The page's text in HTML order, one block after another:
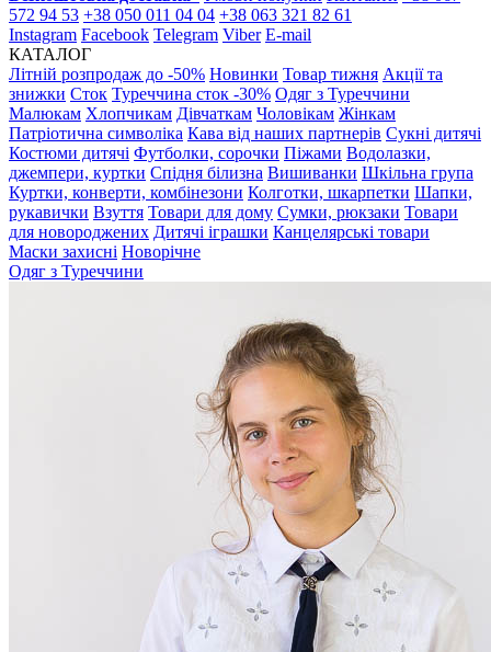
572 94 53 +38 050 011 04 04 +38 063 321 82 61
Instagram Facebook Telegram Viber E-mail
КАТАЛОГ
Літній розпродаж до -50% Новинки Товар тижня Акції та
знижки Сток Туреччина сток -30% Одяг з Туреччини
Малюкам Хлопчикам Дівчаткам Чоловікам Жінкам
Патріотична символіка Кава від наших партнерів Сукні дитячі
Костюми дитячі Футболки, сорочки Піжами Водолазки,
джемпери, куртки Спідня білизна Вишиванки Шкільна група
Куртки, конверти, комбінезони Колготки, шкарпетки Шапки,
рукавички Взуття Товари для дому Сумки, рюкзаки Товари
для новороджених Дитячі іграшки Канцелярські товари
Маски захисні Новорічне
Одяг з Туреччини